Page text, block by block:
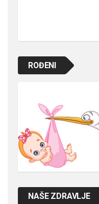
ROĐENI
NAŠE ZDRAVLJE